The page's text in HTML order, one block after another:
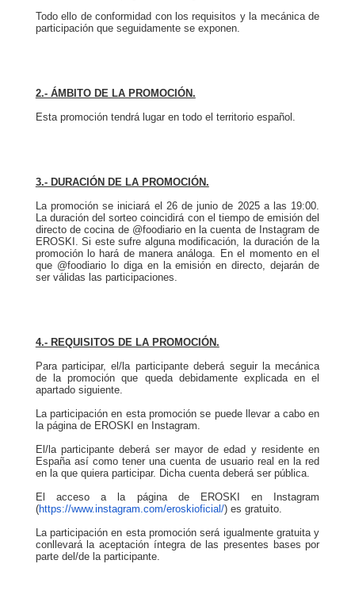
Todo ello de conformidad con los requisitos y la mecánica de
participación que seguidamente se exponen.
2.- ÁMBITO DE LA PROMOCIÓN.
Esta promoción tendrá lugar en todo el territorio español.
3.- DURACIÓN DE LA PROMOCIÓN.
La promoción se iniciará el 26 de junio de 2025 a las 19:00.
La duración del sorteo coincidirá con el tiempo de emisión del
directo de cocina de @foodiario en la cuenta de Instagram de
EROSKI. Si este sufre alguna modificación, la duración de la
promoción lo hará de manera análoga. En el momento en el
que @foodiario lo diga en la emisión en directo, dejarán de
ser válidas las participaciones.
4.- REQUISITOS DE LA PROMOCIÓN.
Para participar, el/la participante deberá seguir la mecánica
de la promoción que queda debidamente explicada en el
apartado siguiente.
La participación en esta promoción se puede llevar a cabo en
la página de EROSKI en Instagram.
El/la participante deberá ser mayor de edad y residente en
España así como tener una cuenta de usuario real en la red
en la que quiera participar. Dicha cuenta deberá ser pública.
El acceso a la página de EROSKI en Instagram
(https://www.instagram.com/eroskioficial/) es gratuito.
La participación en esta promoción será igualmente gratuita y
conllevará la aceptación íntegra de las presentes bases por
parte del/de la participante.